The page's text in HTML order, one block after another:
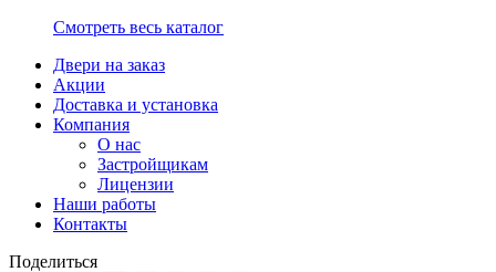
Смотреть весь каталог
Двери на заказ
Акции
Доставка и установка
Компания
О нас
Застройщикам
Лицензии
Наши работы
Контакты
Поделиться